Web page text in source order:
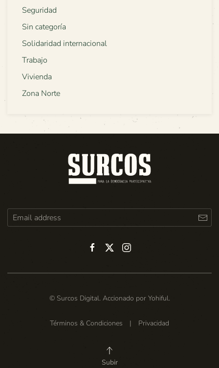
Seguridad
Sin categoría
Solidaridad internacional
Trabajo
Vivienda
Zona Norte
© Surcos Digital. Accionado por Yohiful.
Términos & Condiciones | Privacidad
Subir